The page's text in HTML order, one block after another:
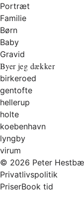
Portræt
Familie
Børn
Baby
Gravid
Byer jeg dækker
birkeroed
gentofte
hellerup
holte
koebenhavn
lyngby
virum
© 2026 Peter
Privatlivspolitik
PriserBook tid